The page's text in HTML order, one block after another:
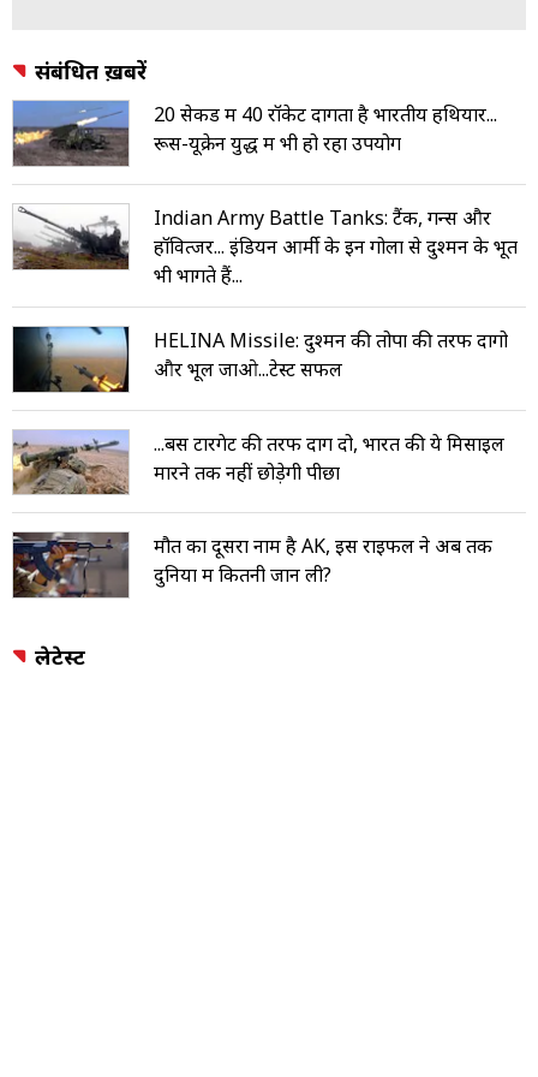
संबंधित ख़बरें
20 सेकेंड में 40 रॉकेट दागता है भारतीय हथियार...
रूस-यूक्रेन युद्ध में भी हो रहा उपयोग
Indian Army Battle Tanks: टैंक, गन्स और
हॉवित्जर... इंडियन आर्मी के इन गोलों से दुश्मन के भूत
भी भागते हैं...
HELINA Missile: दुश्मन की तोपों की तरफ दागो
और भूल जाओ...टेस्ट सफल
...बस टारगेट की तरफ दाग दो, भारत की ये मिसाइल
मारने तक नहीं छोड़ेगी पीछा
मौत का दूसरा नाम है AK, इस राइफल ने अब तक
दुनिया में कितनी जान ली?
लेटेस्ट